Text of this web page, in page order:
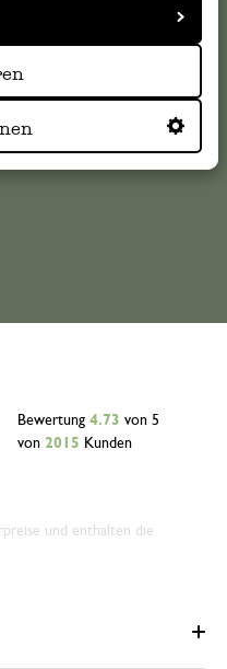
Hilfe brauchen, wenden
Oder lesen Sie hier
Bewertung 4.73 von 5
von 2015 Kunden
und enthalten die